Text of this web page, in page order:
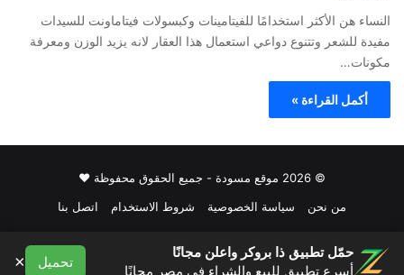
النساء هن الأكثر استخدامًا للفيتامينات وكبسولات فيتاماونت للسيدات
مفيدة للشعر وتتنوع دواعي استعمال هذا العقار لانه يزيد الوزن ومعرفة
مكونات…
أكمل القراءة »
© 2026 موقع مسودة - جميع الحقوق محفوظة ♥
من نحن
سياسة الخصوصية شروط الاستخدام اتصل بنا
فيسبوكحمّل تطبيق ذا بروكر واعلن مجانًا
أسرع تطبيق للبيع والشراء في مصر مجانًا
تحميل ×